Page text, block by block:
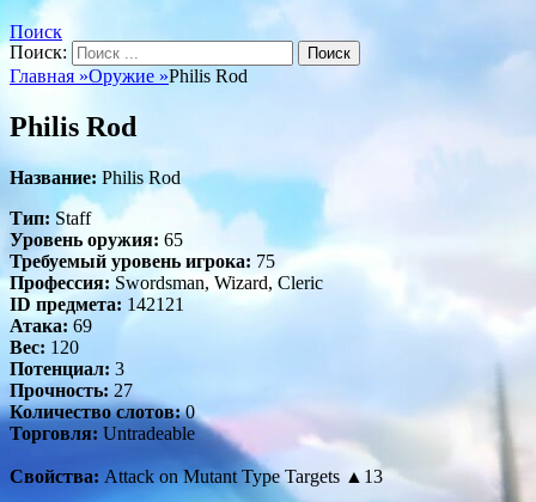
Поиск
Поиск:
Главная »Оружие »Philis Rod
Philis Rod
Название: Philis Rod
Тип: Staff
Уровень оружия: 65
Требуемый уровень игрока: 75
Профессия: Swordsman, Wizard, Cleric
ID предмета: 142121
Атака: 69
Вес: 120
Потенциал: 3
Прочность: 27
Количество слотов:0
Торговля: Untradeable
Свойства: Attack on Mutant Type Targets ▲13